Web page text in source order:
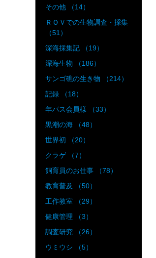
その他 （14）
ＲＯＶでの生物調査・採集
（51）
深海採集記 （19）
深海生物 （186）
サンゴ礁の生き物 （214）
記録 （18）
年パス会員様 （33）
黒潮の海 （48）
世界初 （20）
クラゲ （7）
飼育員のお仕事 （78）
教育普及 （50）
工作教室 （29）
健康管理 （3）
調査研究 （26）
ウミウシ （5）